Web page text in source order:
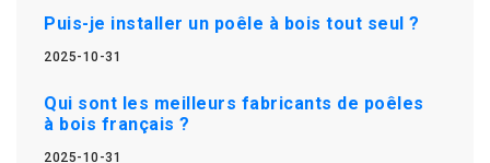
Puis-je installer un poêle à bois tout seul ?
2025-10-31
Qui sont les meilleurs fabricants de poêles
à bois français ?
2025-10-31